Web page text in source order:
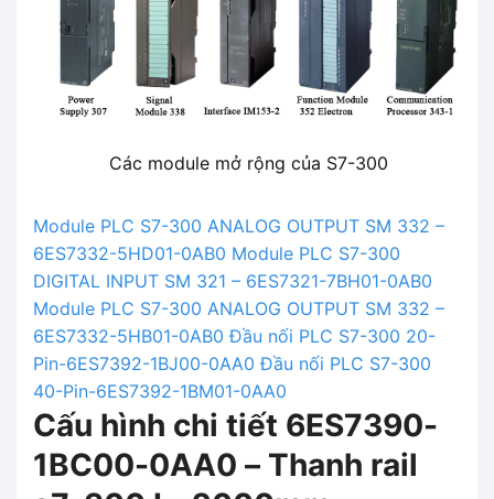
Các module mở rộng của S7-300
Module PLC S7-300 ANALOG OUTPUT SM 332 –
6ES7332-5HD01-0AB0 Module PLC S7-300
DIGITAL INPUT SM 321 – 6ES7321-7BH01-0AB0
Module PLC S7-300 ANALOG OUTPUT SM 332 –
6ES7332-5HB01-0AB0 Đầu nối PLC S7-300 20-
Pin-6ES7392-1BJ00-0AA0 Đầu nối PLC S7-300
40-Pin-6ES7392-1BM01-0AA0
Cấu hình chi tiết 6ES7390-
1BC00-0AA0 – Thanh rail